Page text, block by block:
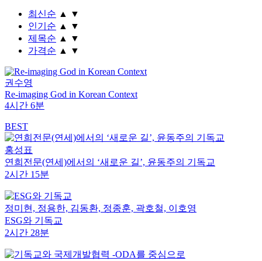
최신순 ▲
▼
인기순 ▲
▼
제목순 ▲
▼
가격순 ▲ ▼
권수영
Re-imaging God in Korean Context
4시간 6분
BEST
홍성표
연희전문(연세)에서의 ‘새로운 길’, 윤동주의 기독교
2시간 15분
정미현, 정용한, 김동환, 정종훈, 곽호철, 이호영
ESG와 기독교
2시간 28분